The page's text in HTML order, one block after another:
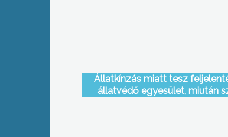
Állatkínzás miatt tesz
állatvédő egyesület, miután
ismeretlenek élve kútba